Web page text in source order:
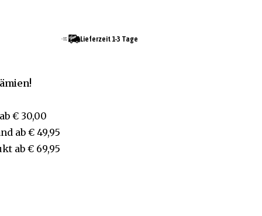
Lieferzeit 1-3 Tage
ab € 30,00
ab € 49,95
ab € 69,95